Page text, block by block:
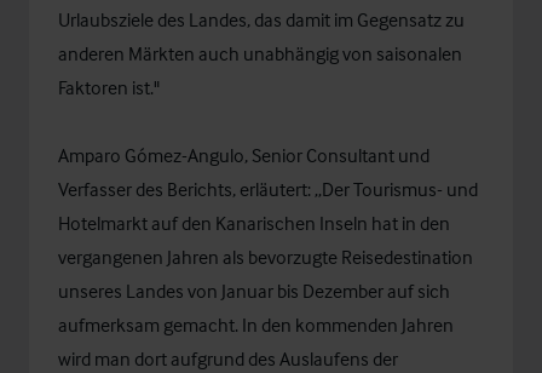
Urlaubsziele des Landes, das damit im Gegensatz zu
anderen Märkten auch unabhängig von saisonalen
Faktoren ist."
Amparo Gómez-Angulo, Senior Consultant und
Verfasser des Berichts, erläutert: „Der Tourismus- und
Hotelmarkt auf den Kanarischen Inseln hat in den
vergangenen Jahren als bevorzugte Reisedestination
unseres Landes von Januar bis Dezember auf sich
aufmerksam gemacht. In den kommenden Jahren
wird man dort aufgrund des Auslaufens der